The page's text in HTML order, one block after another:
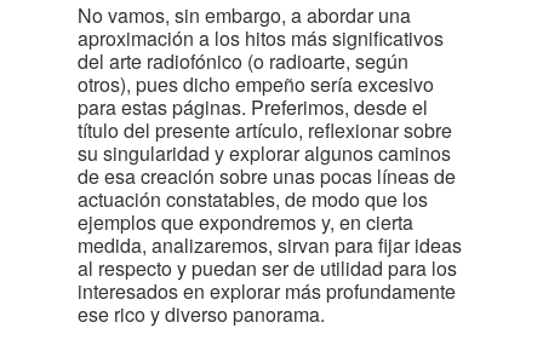
No vamos, sin embargo, a abordar una
aproximación a los hitos más significativos
del arte radiofónico (o radioarte, según
otros), pues dicho empeño sería excesivo
para estas páginas. Preferimos, desde el
título del presente artículo, reflexionar sobre
su singularidad y explorar algunos caminos
de esa creación sobre unas pocas líneas de
actuación constatables, de modo que los
ejemplos que expondremos y, en cierta
medida, analizaremos, sirvan para fijar ideas
al respecto y puedan ser de utilidad para los
interesados en explorar más profundamente
ese rico y diverso panorama.